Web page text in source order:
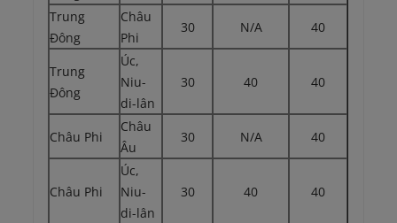
Trung
Đông
Châu
Phi
30 N/A 40
Trung
Đông
Úc,
Niu-
di-lân
30 40 40
Châu Phi
Châu
Âu
30 N/A 40
Châu Phi
Úc,
Niu-
di-lân
30 40 40